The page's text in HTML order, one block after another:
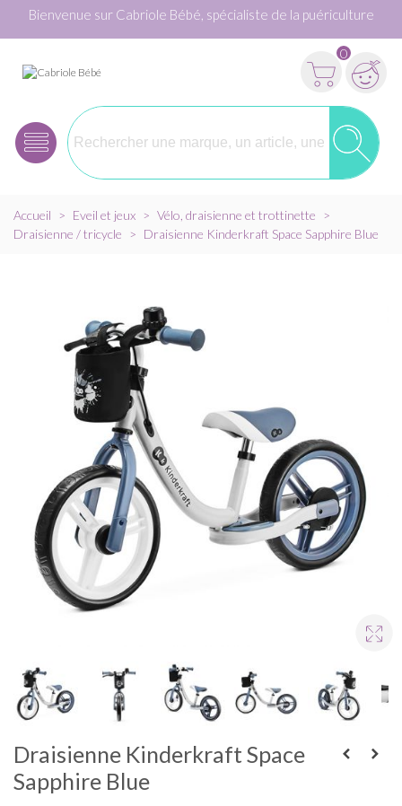
Bienvenue sur Cabriole Bébé, spécialiste de la puériculture
0
Accueil > Eveil et jeux > Vélo, draisienne et trottinette
>
Draisienne / tricycle
> Draisienne Kinderkraft Space Sapphire Blue
Draisienne Kinderkraft Space
Sapphire Blue